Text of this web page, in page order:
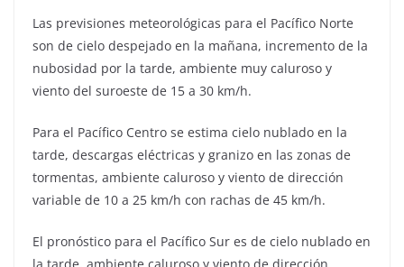
Las previsiones meteorológicas para el Pacífico Norte
son de cielo despejado en la mañana, incremento de la
nubosidad por la tarde, ambiente muy caluroso y
viento del suroeste de 15 a 30 km/h.
Para el Pacífico Centro se estima cielo nublado en la
tarde, descargas eléctricas y granizo en las zonas de
tormentas, ambiente caluroso y viento de dirección
variable de 10 a 25 km/h con rachas de 45 km/h.
El pronóstico para el Pacífico Sur es de cielo nublado en